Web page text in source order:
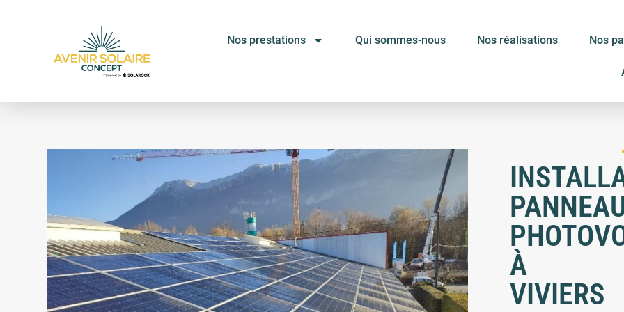
Nos prestations Qui sommes-nous Nos réalisations Nos
À
VIVIERS